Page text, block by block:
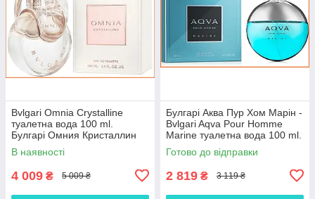
Bvlgari Omnia Crystalline
туалетна вода 100 ml.
Булгарі Омния Кристаллин
В наявності
4 009 ₴ 5 009 ₴
Булгарі Аква Пур Хом Марін -
Bvlgari Aqva Pour Homme
Marine туалетна вода 100 ml.
Готово до відправки
2 819 ₴ 3 119 ₴